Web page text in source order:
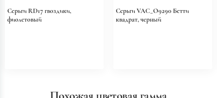
Серьги RD17 гвоздики,
фиолетовый
Серьги VAC_O9290 Бетти
квадрат, черный